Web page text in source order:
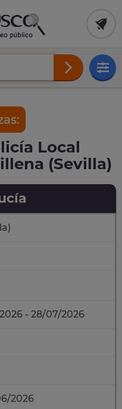
Local
(Sevilla)
- 28/07/2026
2026